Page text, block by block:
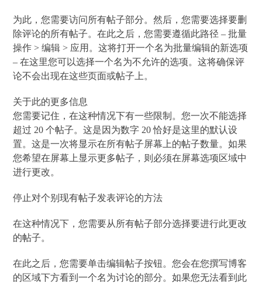
为此，您需要访问所有帖子部分。然后，您需要选择要删
除评论的所有帖子。在此之后，您需要遵循此路径 – 批量
操作 > 编辑 > 应用。这将打开一个名为批量编辑的新选项
– 在这里您可以选择一个名为不允许的选项。这将确保评
论不会出现在这些页面或帖子上。
关于此的更多信息
您需要记住，在这种情况下有一些限制。您一次不能选择
超过 20 个帖子。这是因为数字 20 恰好是这里的默认设
置。这是一次将显示在所有帖子屏幕上的帖子数量。如果
您希望在屏幕上显示更多帖子，则必须在屏幕选项区域中
进行更改。
停止对个别现有帖子发表评论的方法
在这种情况下，您需要从所有帖子部分选择要进行此更改
的帖子。
在此之后，您需要单击编辑帖子按钮。您会在您撰写博客
的区域下方看到一个名为讨论的部分。如果您无法看到此